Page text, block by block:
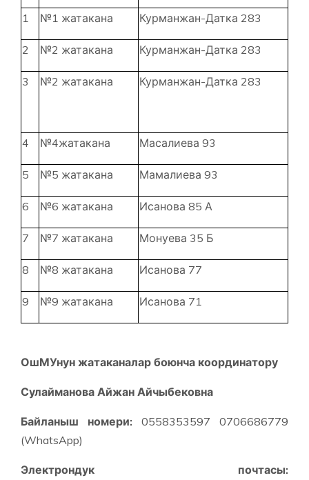
1 №1 жатакана Курманжан-Датка 283
2 №2 жатакана Курманжан-Датка 283
3 №2 жатакана Курманжан-Датка 283
4 №4жатакана Масалиева 93
5 №5 жатакана Мамалиева 93
6 №6 жатакана Исанова 85 А
7 №7 жатакана Монуева 35 Б
8 №8 жатакана Исанова 77
9 №9 жатакана Исанова 71
ОшМУнун жатаканалар боюнча координатору
Сулайманова Айжан Айчыбековна
Байланыш номери: 0558353597 0706686779
(WhatsApp)
Электрондук почтасы: